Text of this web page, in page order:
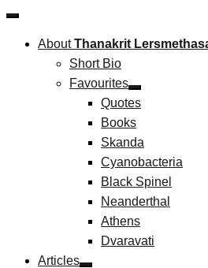
Thanakrit
Technopreneurship
AboutThanakrit
Short Bio
Favourites
Quotes
Books
Skanda
Cyanobacteria
Black Spinel
Neanderthal
Athens
Dvaravati
Articles